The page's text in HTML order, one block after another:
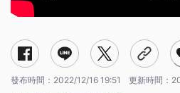
發布時間： 2022/12/16 19:51 更新時間：